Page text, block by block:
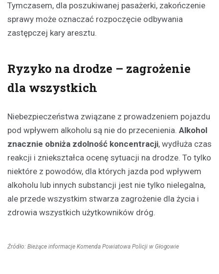
Tymczasem, dla poszukiwanej pasażerki, zakończenie
sprawy może oznaczać rozpoczęcie odbywania
zastępczej kary aresztu.
Ryzyko na drodze – zagrożenie
dla wszystkich
Niebezpieczeństwa związane z prowadzeniem pojazdu
pod wpływem alkoholu są nie do przecenienia. Alkohol
znacznie obniża zdolność koncentracji, wydłuża czas
reakcji i zniekształca ocenę sytuacji na drodze. To tylko
niektóre z powodów, dla których jazda pod wpływem
alkoholu lub innych substancji jest nie tylko nielegalna,
ale przede wszystkim stwarza zagrożenie dla życia i
zdrowia wszystkich użytkowników dróg.
Źródło: Bieżące informacje Komenda Powiatowa Policji w Głogowie